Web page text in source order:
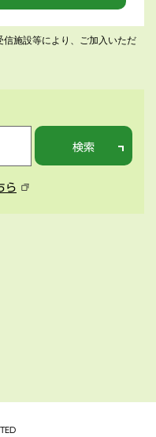
施設等により、ご加入いただ
検索
ら